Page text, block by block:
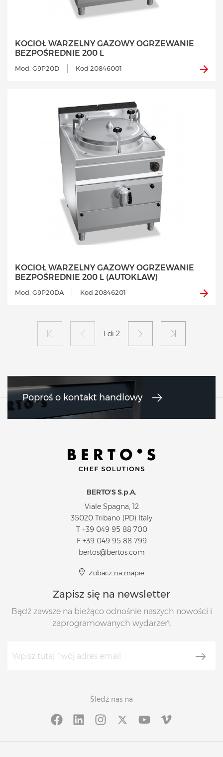
KOCIOŁ WARZELNY GAZOWY OGRZEWANIE
BEZPOŚREDNIE 200 L
Mod. G9P20D Kod 20846001
KOCIOŁ WARZELNY GAZOWY OGRZEWANIE
BEZPOŚREDNIE 200 L (AUTOKLAW)
Mod. G9P20DA Kod 20846201
1 di 2
Poproś o kontakt handlowy
BERTO'S S.p.A.
Viale Spagna, 12
35020 Tribano (PD) Italy
T +39 049 95 88 700
F +39 049 95 88 799
bertos@bertos.com
Zobacz na mapie
Zapisz się na newsletter
Bądź zawsze na bieżąco odnośnie naszych nowości i
zaprogramowanych wydarzeń.
Śledź nas na